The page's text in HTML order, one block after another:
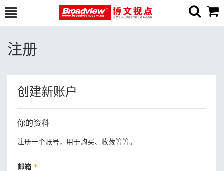
注册
创建新账户
你的资料
注册一个账号，用于购买、收藏等等。
邮箱 *